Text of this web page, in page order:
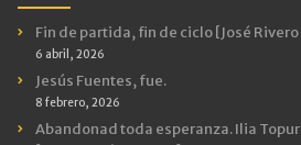
Fin de partida, fin de ciclo [José
6 abril, 2026
Jesús Fuentes, fue.
8 febrero, 2026
Abandonad toda esperanza. Ilia